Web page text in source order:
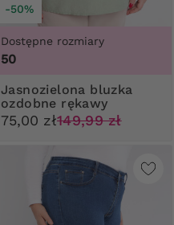
-50%
Dostępne rozmiary
50
Jasnozielona bluzka
ozdobne rękawy
75,00 zł149,99 zł